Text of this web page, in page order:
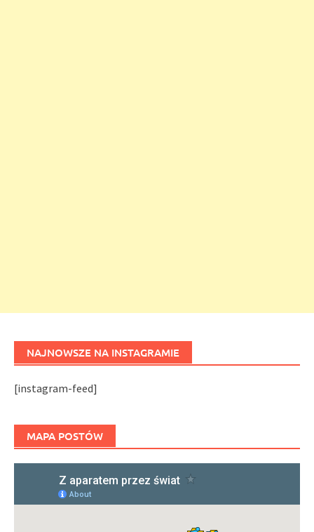
NAJNOWSZE NA INSTAGRAMIE
[instagram-feed]
MAPA POSTÓW